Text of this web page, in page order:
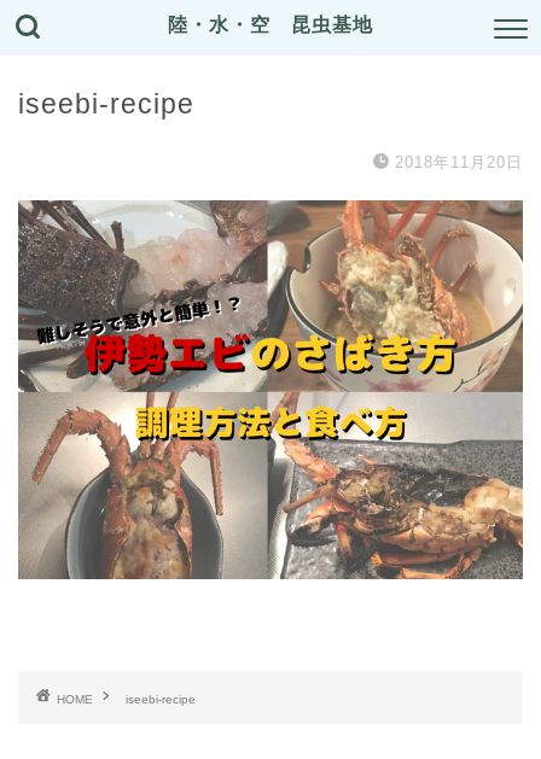
陸・水・空 昆虫基地
iseebi-recipe
2018年11月20日
HOME iseebi-recipe